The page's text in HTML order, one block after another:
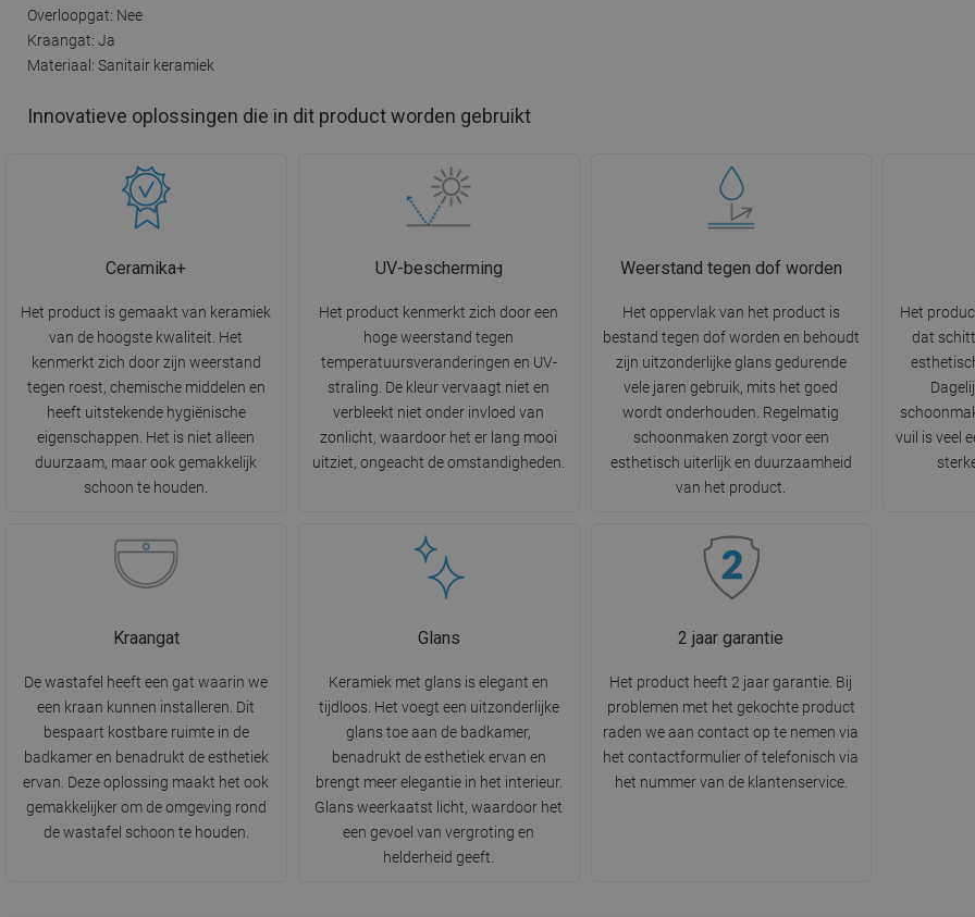
Overloopgat: Nee
Kraangat: Ja
Materiaal: Sanitair keramiek
Innovatieve oplossingen die in dit product worden gebruikt
Ceramika+
Het product is gemaakt van keramiek
van de hoogste kwaliteit. Het
kenmerkt zich door zijn weerstand
tegen roest, chemische middelen en
heeft uitstekende hygiënische
eigenschappen. Het is niet alleen
duurzaam, maar ook gemakkelijk
schoon te houden.
UV-bescherming
Het product kenmerkt zich door een
hoge weerstand tegen
temperatuursveranderingen en UV-
straling. De kleur vervaagt niet en
verbleekt niet onder invloed van
zonlicht, waardoor het er lang mooi
uitziet, ongeacht de omstandigheden.
Weerstand tegen dof worden
Het oppervlak van het product is
bestand tegen dof worden en behoudt
zijn uitzonderlijke glans gedurende
vele jaren gebruik, mits het goed
wordt onderhouden. Regelmatig
schoonmaken zorgt voor een
esthetisch uiterlijk en duurzaamheid
van het product.
Het
dat
vuil is veel
Kraangat
De wastafel heeft een gat waarin we
een kraan kunnen installeren. Dit
bespaart kostbare ruimte in de
badkamer en benadrukt de esthetiek
ervan. Deze oplossing maakt het ook
gemakkelijker om de omgeving rond
de wastafel schoon te houden.
Glans
Keramiek met glans is elegant en
tijdloos. Het voegt een uitzonderlijke
glans toe aan de badkamer,
benadrukt de esthetiek ervan en
brengt meer elegantie in het interieur.
Glans weerkaatst licht, waardoor het
een gevoel van vergroting en
helderheid geeft.
2 jaar garantie
Het product heeft 2 jaar garantie. Bij
problemen met het gekochte product
raden we aan contact op te nemen via
het contactformulier of telefonisch via
het nummer van de klantenservice.